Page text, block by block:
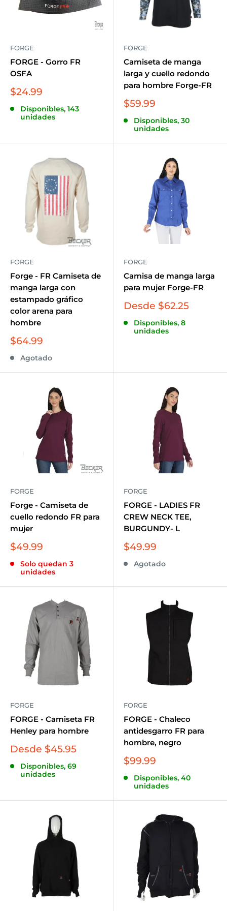
FORGE
FORGE - Gorro FR
OSFA
Precio
venta
$24.99
Disponibles, 143
unidades
FORGE
Camiseta de manga
larga y cuello redondo
para hombre Forge-FR
Precio
venta
$59.99
Disponibles, 30
unidades
FORGE
Forge - FR Camiseta de
manga larga con
estampado gráfico
color arena para
hombre
Precio
venta
$64.99
Agotado
FORGE
Camisa de manga larga
para mujer Forge-FR
Precio
venta
Desde $62.25
Disponibles, 8
unidades
FORGE
Forge - Camiseta de
cuello redondo FR para
mujer
Precio
venta
$49.99
Solo quedan 3
unidades
FORGE
FORGE - LADIES FR
CREW NECK TEE,
BURGUNDY- L
Precio
venta
$49.99
Agotado
FORGE
FORGE - Camiseta FR
Henley para hombre
Precio
venta
Desde $45.95
Disponibles, 69
unidades
FORGE
FORGE - Chaleco
antidesgarro FR para
hombre, negro
Precio
venta
$99.99
Disponibles, 40
unidades